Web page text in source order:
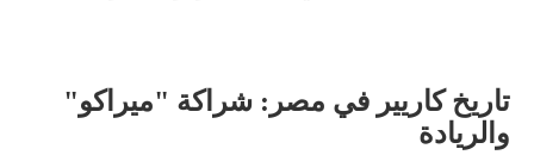
تاريخ كاريير في مصر: شراكة "ميراكو"
والريادة